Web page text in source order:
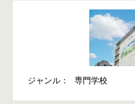
ジャンル： 専門学校